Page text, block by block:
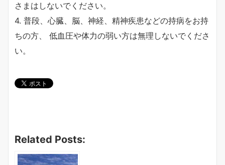
さまはしないでください。
4. 普段、心臓、脳、神経、精神疾患などの持病をお持
ちの方、 低血圧や体力の弱い方は無理しないでくださ
い。
Related Posts: